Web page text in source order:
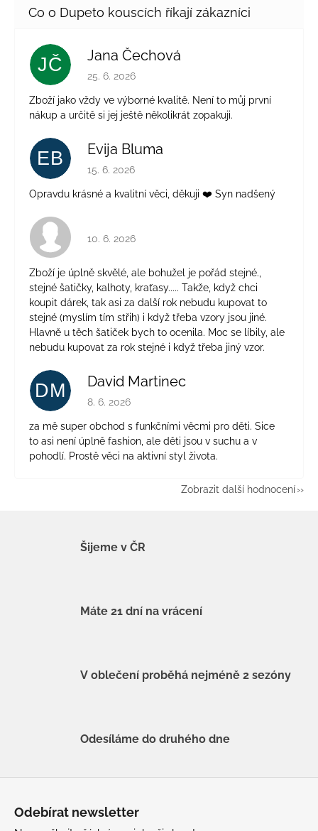
JČ Jana Čechová
Hodnocení obchodu je 5 z 5 hvězdiček.
25. 6. 2026
Zboží jako vždy ve výborné kvalitě. Není to můj první
nákup a určitě si jej ještě několikrát zopakuji.
EB Evija Bluma
Hodnocení obchodu je 5 z 5 hvězdiček.
15. 6. 2026
Opravdu krásné a kvalitní věci, děkuji ❤️ Syn nadšený
Hodnocení obchodu je 4 z 5 hvězdiček.
10. 6. 2026
Zboží je úplně skvělé, ale bohužel je pořád stejné.,
stejné šatičky, kalhoty, kraťasy..... Takže, když chci
koupit dárek, tak asi za další rok nebudu kupovat to
stejné (myslím tím střih) i když třeba vzory jsou jiné.
Hlavně u těch šatiček bych to ocenila. Moc se líbily, ale
nebudu kupovat za rok stejné i když třeba jiný vzor.
DM David Martinec
Hodnocení obchodu je 5 z 5 hvězdiček.
8. 6. 2026
za mě super obchod s funkčními věcmi pro děti. Sice
to asi není úplně fashion, ale děti jsou v suchu a v
pohodlí. Prostě věci na aktivní styl života.
Zobrazit další hodnocení
Šijeme v ČR
Máte 21 dní na vrácení
V oblečení proběhá nejméně 2 sezóny
Odesíláme do druhého dne
Odebírat newsletter